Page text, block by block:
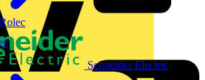
Rolec
Schneider Electric